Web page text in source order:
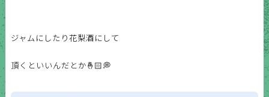
ジャムにしたり花梨酒にして
頂くといいんだとか🤞🏻💭